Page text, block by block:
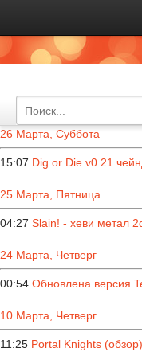
26 Марта, Суббота
15:07 Dig or Die v0.21
25 Марта, Пятница
04:27 Slain! - хеви метал
24 Марта, Четверг
00:54 Обновлена версия
10 Марта, Четверг
11:25 Portal Knights (обзор)